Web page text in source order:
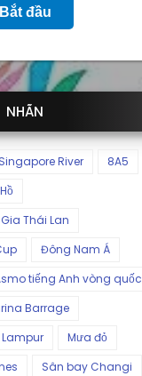
Bắt đầu
NHÃN
River
8A5
Thái Lan
Đông Nam Á
tiếng Anh vòng quốc
Barrage
Lampur
Mưa đỏ
Sân bay Changi